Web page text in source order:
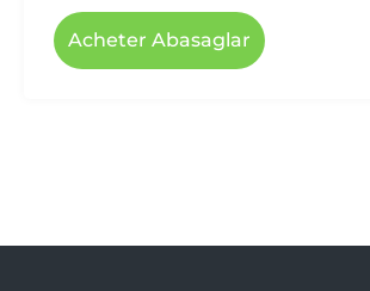
Acheter Abasaglar